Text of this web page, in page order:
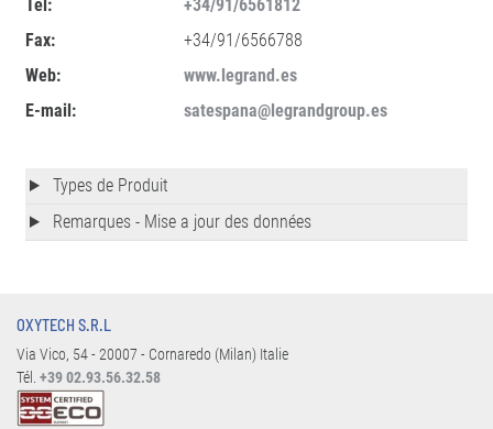
Tél:
+34/91/6561812
Fax:
+34/91/6566788
Web:
www.legrand.es
E-mail:
satespana@legrandgroup.es
Types de Produit
Remarques - Mise a jour des données
OXYTECH S.R.L
Via Vico, 54 - 20007 - Cornaredo (Milan) Italie
Tél. +39 02.93.56.32.58